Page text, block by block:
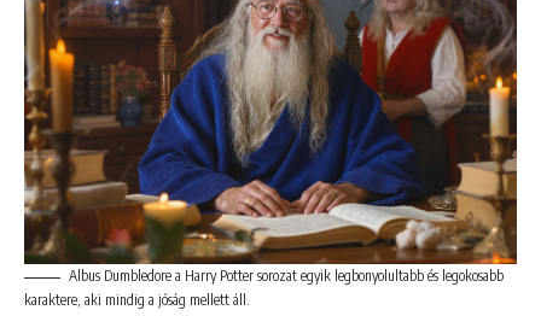
Albus Dumbledore a Harry Potter sorozat egyik legbonyolultabb és legokosabb
karaktere, aki mindig a jóság mellett áll.